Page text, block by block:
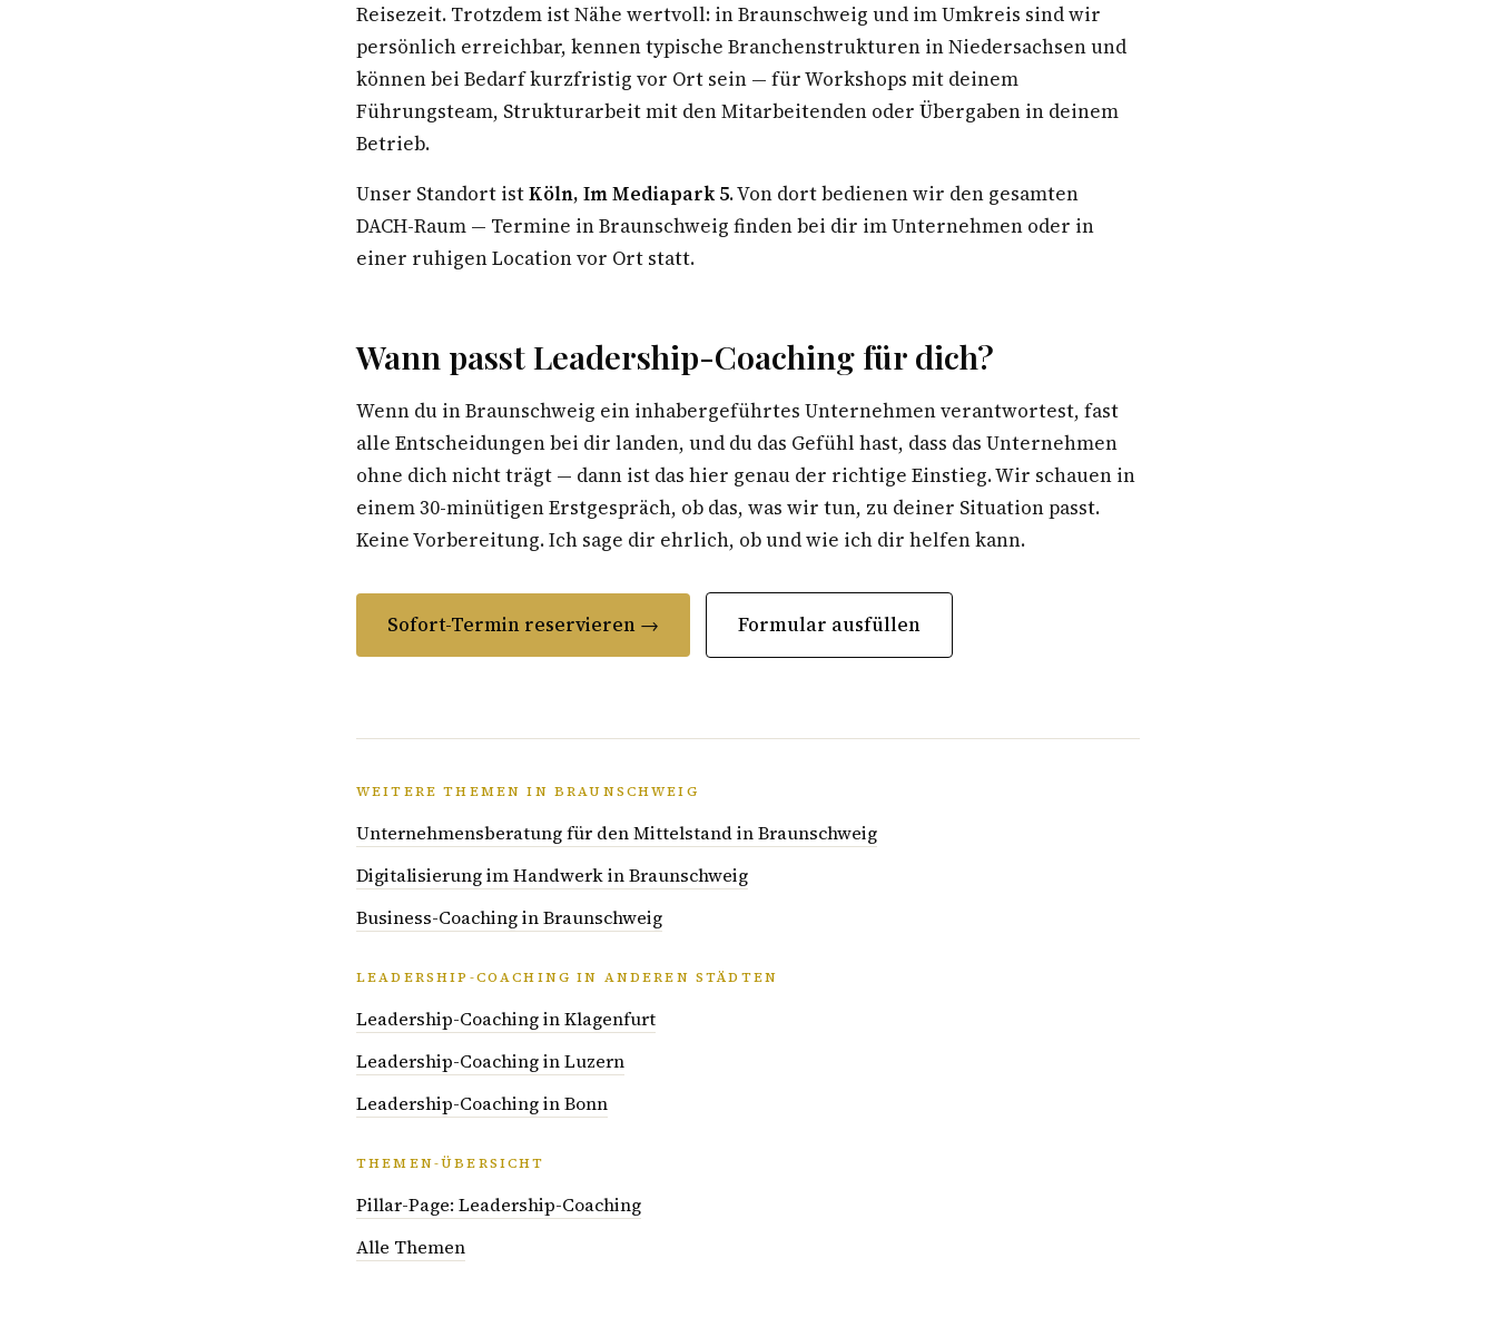
Reisezeit. Trotzdem ist Nähe wertvoll: in Braunschweig und im Umkreis sind wir
persönlich erreichbar, kennen typische Branchenstrukturen in Niedersachsen und
können bei Bedarf kurzfristig vor Ort sein — für Workshops mit deinem
Führungsteam, Strukturarbeit mit den Mitarbeitenden oder Übergaben in deinem
Betrieb.
Unser Standort istKöln, Im Mediapark 5. Von dort bedienen wir den gesamten
DACH-Raum — Termine in Braunschweig finden bei dir im Unternehmen oder in
einer ruhigen Location vor Ort statt.
Wann passt Leadership-Coaching für dich?
Wenn du in Braunschweig ein inhabergeführtes Unternehmen verantwortest, fast
alle Entscheidungen bei dir landen, und du das Gefühl hast, dass das Unternehmen
ohne dich nicht trägt — dann ist das hier genau der richtige Einstieg. Wir schauen in
einem 30-minütigen Erstgespräch, ob das, was wir tun, zu deiner Situation passt.
Keine Vorbereitung. Ich sage dir ehrlich, ob und wie ich dir helfen kann.
Sofort-Termin reservieren → Formular ausfüllen
WEITERE THEMEN IN BRAUNSCHWEIG
Unternehmensberatung für den Mittelstand in Braunschweig
Digitalisierung im Handwerk in Braunschweig
Business-Coaching in Braunschweig
LEADERSHIP-COACHING IN ANDEREN STÄDTEN
Leadership-Coaching in Klagenfurt
Leadership-Coaching in Luzern
Leadership-Coaching in Bonn
THEMEN-ÜBERSICHT
Pillar-Page: Leadership-Coaching
Alle Themen